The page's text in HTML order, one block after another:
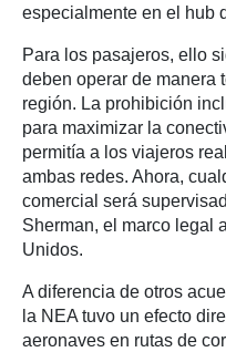
especialmente en el hub
Para los pasajeros, ello
deben operar de manera
región. La prohibición
para maximizar la
permitía a los viajeros
ambas redes. Ahora,
comercial será
Sherman, el marco legal
Unidos.
A diferencia de otros
la NEA tuvo un efecto
aeronaves en rutas de